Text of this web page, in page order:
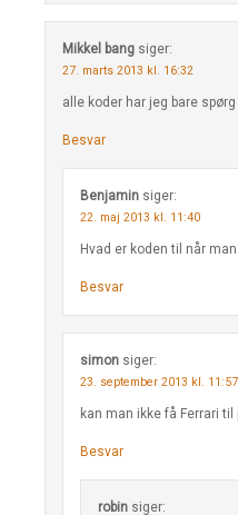
Mikkel bang siger:
27. marts 2013 kl. 16:32
alle koder har jeg bare spørg
Besvar
Benjamin siger:
22. maj 2013 kl. 11:40
Hvad er koden til når
Besvar
simon siger:
23. september 2013 kl. 11:57
kan man ikke få Ferrari til
Besvar
robin siger: